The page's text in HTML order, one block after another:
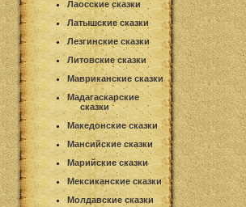
Лаосские сказки
Латышские сказки
Лезгинские сказки
Литовские сказки
Мавриканские сказки
Мадагаскарские
сказки
Македонские сказки
Мансийские сказки
Марийские сказки
Мексиканские сказки
Молдавские сказки